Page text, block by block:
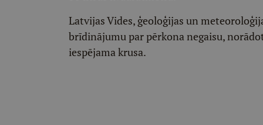
Latvijas Vides, ģeoloģijas un
brīdinājumu par pērkona negaisu,
iespējama krusa.